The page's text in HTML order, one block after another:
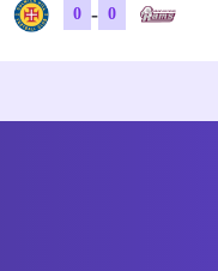
0 - 0